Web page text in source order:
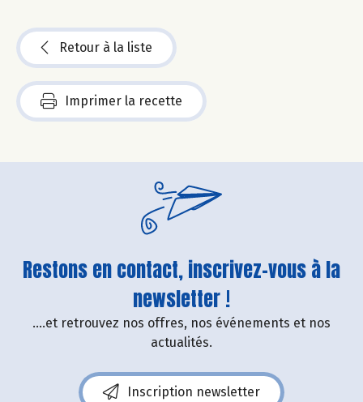
Retour à la liste
Imprimer la recette
Restons en contact, inscrivez-vous à la
newsletter !
....et retrouvez nos offres, nos événements et nos
actualités.
Inscription newsletter